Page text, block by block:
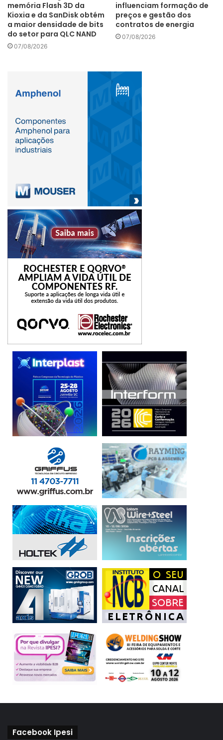
memória Flash 3D da
Kioxia e da SanDisk obtém
a maior densidade de bits
do setor para QLC NAND
07/08/2026
influenciam formação de
preços e gestão dos
contratos de energia
07/08/2026
Facebook Ipesi